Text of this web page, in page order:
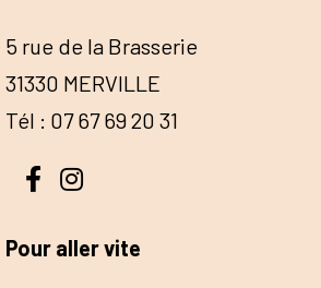
5 rue de la Brasserie
31330 MERVILLE
Tél : 07 67 69 20 31
Pour aller vite